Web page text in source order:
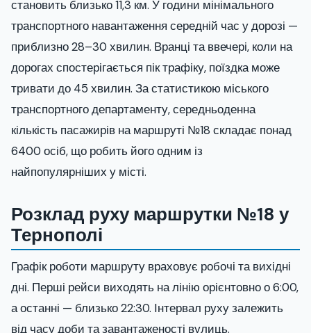
становить близько 11,3 км. У години мінімального
транспортного навантаження середній час у дорозі —
приблизно 28–30 хвилин. Вранці та ввечері, коли на
дорогах спостерігається пік трафіку, поїздка може
тривати до 45 хвилин. За статистикою міського
транспортного департаменту, середньоденна
кількість пасажирів на маршруті №18 складає понад
6400 осіб, що робить його одним із
найпопулярніших у місті.
Розклад руху маршрутки №18 у
Тернополі
Графік роботи маршруту враховує робочі та вихідні
дні. Перші рейси виходять на лінію орієнтовно о 6:00,
а останні — близько 22:30. Інтервал руху залежить
від часу доби та завантаженості вулиць.